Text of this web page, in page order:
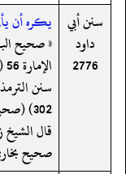
سنن أبي
داود
2776
يكره أن
302) (صحیح) »
قال الشيخ
صحيح بخاري (5243) صحيح مسلم